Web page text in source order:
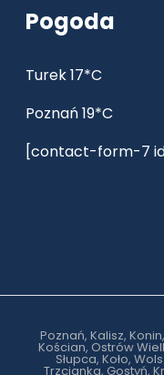
Pogoda
Turek 17*C
Poznań 19*C
[contact-form-7
Poznań, Kalisz,
Kościan, Ostrów
Słupca, Koło,
Trzcianka, Gostyń,